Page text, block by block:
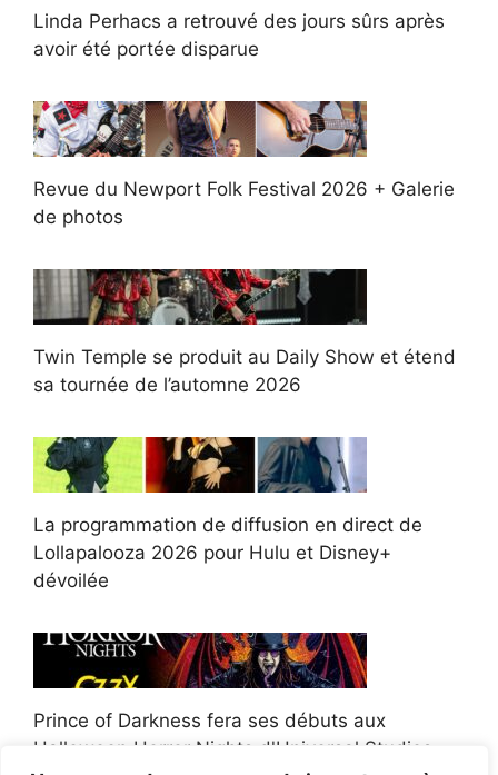
Linda Perhacs a retrouvé des jours sûrs après
avoir été portée disparue
Revue du Newport Folk Festival 2026 + Galerie
de photos
Twin Temple se produit au Daily Show et étend
sa tournée de l’automne 2026
La programmation de diffusion en direct de
Lollapalooza 2026 pour Hulu et Disney+
dévoilée
Prince of Darkness fera ses débuts aux
Halloween Horror Nights d'Universal Studios